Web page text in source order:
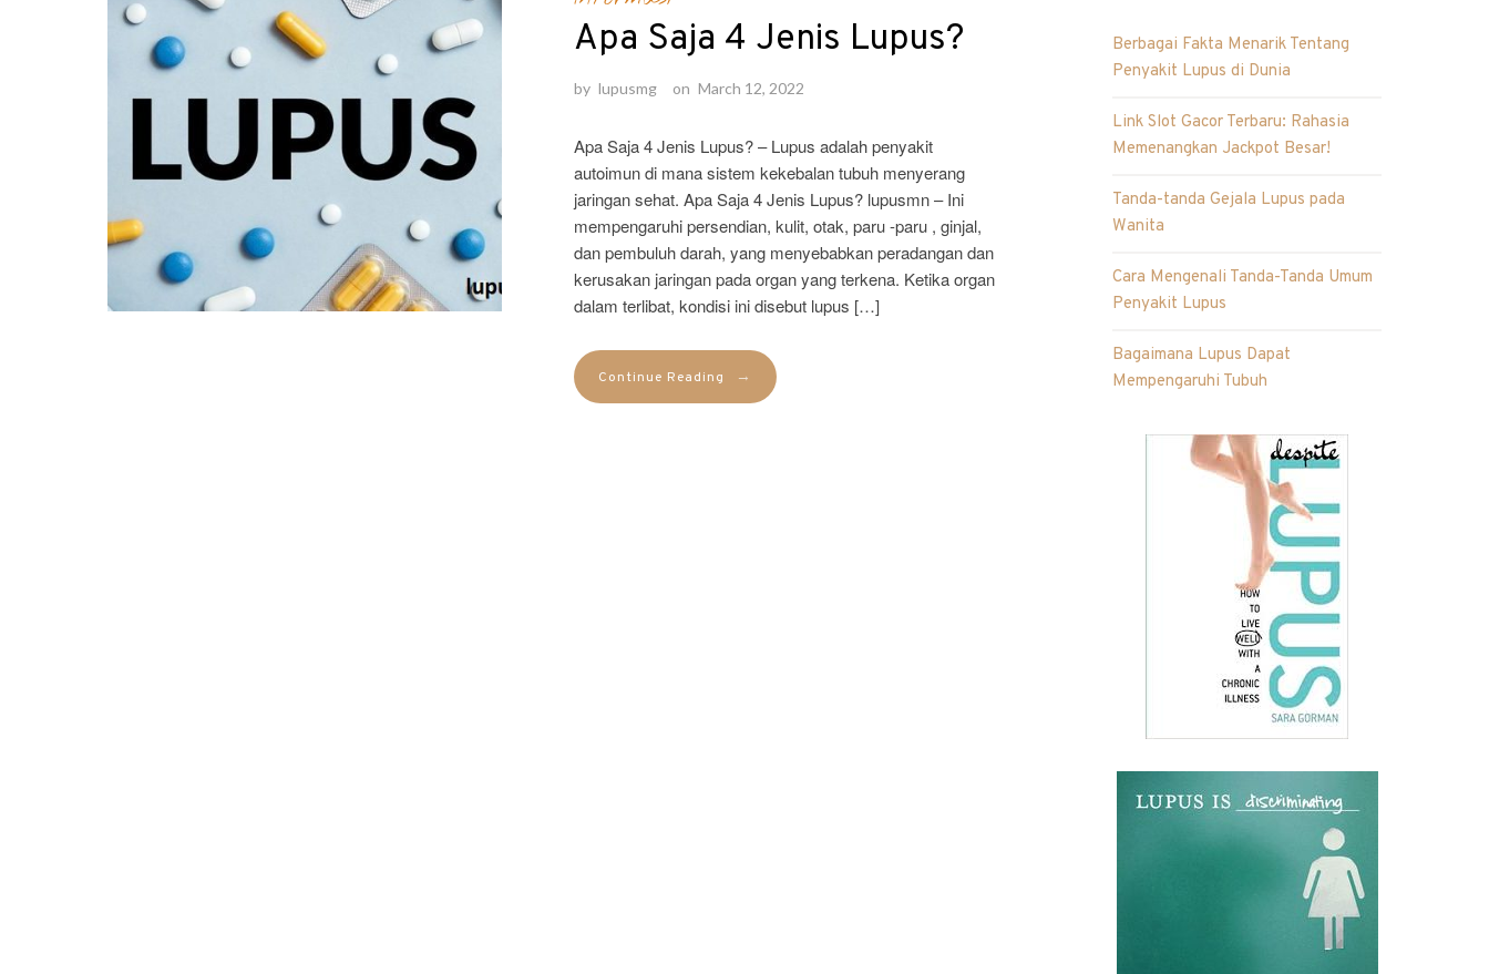
Apa Saja 4 Jenis Lupus?
by lupusmg on March 12, 2022
Apa Saja 4 Jenis Lupus? – Lupus adalah penyakit
autoimun di mana sistem kekebalan tubuh menyerang
jaringan sehat. Apa Saja 4 Jenis Lupus? lupusmn – Ini
mempengaruhi persendian, kulit, otak, paru -paru , ginjal,
dan pembuluh darah, yang menyebabkan peradangan dan
kerusakan jaringan pada organ yang terkena. Ketika organ
dalam terlibat, kondisi ini disebut lupus […]
Continue Reading →
Berbagai Fakta Menarik Tentang
Penyakit Lupus di Dunia
Link Slot Gacor Terbaru: Rahasia
Memenangkan Jackpot Besar!
Tanda-tanda Gejala Lupus pada
Wanita
Cara Mengenali Tanda-Tanda Umum
Penyakit Lupus
Bagaimana Lupus Dapat
Mempengaruhi Tubuh